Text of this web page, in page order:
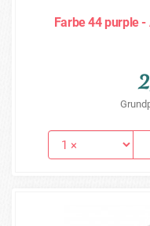
Farbe 44 purple -